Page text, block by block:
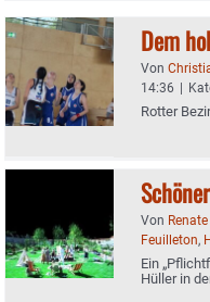
Dem
Von
14:36 |
Rotter
Von
Feuilleton,
Ein
Hüller in